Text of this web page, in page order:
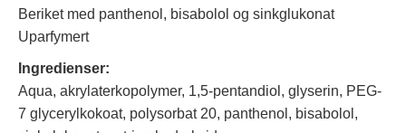
Beriket med panthenol, bisabolol og sinkglukonat
Uparfymert
Ingredienser:
Aqua, akrylaterkopolymer, 1,5-pentandiol, glyserin, PEG-
7 glycerylkokoat, polysorbat 20, panthenol, bisabolol,